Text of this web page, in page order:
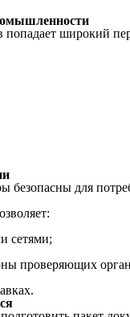
попадает широкий
безопасны для
сетями;
проверяющих